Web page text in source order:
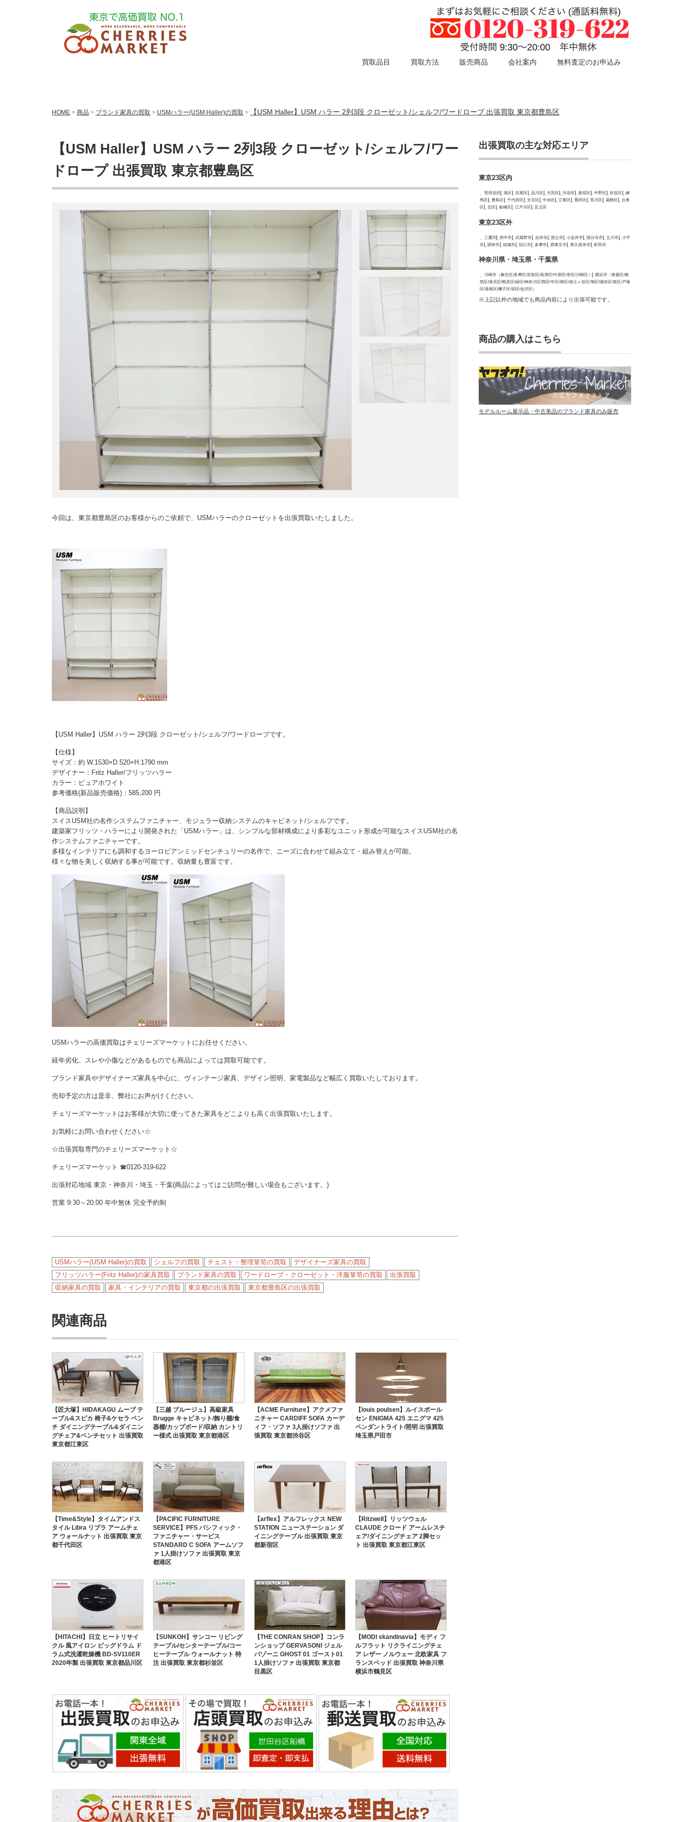
買取品目 買取方法 販売商品 会社案内 無料査定のお申込み
HOME > 商品 > ブランド家具の買取 > USMハラー(USM Haller)の買取 > 【USM Haller】USM ハラー 2列3段 クローゼット/シェルフ/ワードロープ 出張買取 東京都豊島区
【USM Haller】USM ハラー 2列3段 クローゼット/シェルフ/ワー
ドロープ 出張買取 東京都豊島区
今回は、東京都豊島区のお客様からのご依頼で、USMハラーのクローゼットを出張買取いたしました。
【USM Haller】USM ハラー 2列3段 クローゼット/シェルフ/ワードロープです。
【仕様】
サイズ：約 W.1530×D.520×H.1790 mm
デザイナー：Fritz Haller/フリッツハラー
カラー：ピュアホワイト
参考価格(新品販売価格)：585,200 円
【商品説明】
スイスUSM社の名作システムファニチャー、モジュラー収納システムのキャビネット/シェルフです。
建築家フリッツ・ハラーにより開発された「USMハラー」は、シンプルな部材構成により多彩なユニット形成が可能なスイスUSM社の名
作システムファニチャーです。
多様なインテリアにも調和するヨーロピアンミッドセンチュリーの名作で、ニーズに合わせて組み立て・組み替えが可能。
様々な物を美しく収納する事が可能です。収納量も豊富です。
USMハラーの高価買取はチェリーズマーケットにお任せください。
経年劣化、スレや小傷などがあるものでも商品によっては買取可能です。
ブランド家具やデザイナーズ家具を中心に、ヴィンテージ家具、デザイン照明、家電製品など幅広く買取いたしております。
売却予定の方は是非、弊社にお声がけください。
チェリーズマーケットはお客様が大切に使ってきた家具をどこよりも高く出張買取いたします。
お気軽にお問い合わせください☆
☆出張買取専門のチェリーズマーケット☆
チェリーズマーケット ☎︎0120-319-622
出張対応地域 東京・神奈川・埼玉・千葉(商品によってはご訪問が難しい場合もございます。)
営業 9:30～20:00 年中無休 完全予約制
USMハラー(USM Haller)の買取 シェルフの買取 チェスト・整理箪笥の買取
デザイナーズ家具の買取
フリッツハラー(Fritz Haller)の家具買取
ブランド家具の買取 ワードローブ・クローゼット・洋服箪笥の買取
出張買取
収納家具の買取
家具・インテリアの買取 東京都の出張買取 東京都豊島区の出張買取
関連商品
【匠大塚】HIDAKAGU ムーブ テ
ーブル&スピカ 椅子&ケセラ ベン
チ ダイニングテーブル&ダイニン
グチェア&ベンチセット 出張買取
東京都江東区
【三越 ブルージュ】高級家具
Brugge キャビネット/飾り棚/食
器棚/カップボード/収納 カントリ
ー様式 出張買取 東京都港区
【ACME Furniture】アクメファ
ニチャー CARDIFF SOFA カーデ
ィフ・ソファ 3人掛けソファ 出
張買取 東京都渋谷区
【louis poulsen】ルイスポール
セン ENIGMA 425 エニグマ 425
ペンダントライト/照明 出張買取
埼玉県戸田市
【Time&Style】タイムアンドス
タイル Libra リブラ アームチェ
ア ウォールナット 出張買取 東京
都千代田区
【PACIFIC FURNITURE
SERVICE】PFS パシフィック・
ファニチャー・サービス
STANDARD C SOFA アームソフ
ァ 1人掛けソファ 出張買取 東京
都港区
【arflex】アルフレックス NEW
STATION ニューステーション ダ
イニングテーブル 出張買取 東京
都新宿区
【Ritzwell】リッツウェル
CLAUDE クロード アームレスチ
ェア/ダイニングチェア 2脚セッ
ト 出張買取 東京都江東区
【HITACHI】日立 ヒートリサイ
クル 風アイロン ビッグドラム ド
ラム式洗濯乾燥機 BD-SV110ER
2020年製 出張買取 東京都品川区
【SUNKOH】サンコー リビング
テーブル/センターテーブル/コー
ヒーテーブル ウォールナット 特
注 出張買取 東京都杉並区
【THE CONRAN SHOP】コンラ
ンショップ GERVASONI ジェル
バゾーニ GHOST 01 ゴースト01
1人掛けソファ 出張買取 東京都
目黒区
【MODI skandinavia】モディ フ
ルフラット リクライニングチェ
ア レザー ノルウェー 北欧家具 フ
ランスベッド 出張買取 神奈川県
横浜市鶴見区
出張買取の主な対応エリア
東京23区内
世田谷区 港区 目黒区 品川区 大田区 渋谷区 新宿区 中野区 杉並区
練
馬区
豊島区 千代田区 文京区 中央区 江東区 墨田区 荒川区 葛飾区
台東
区
北区 板橋区 江戸川区 足立区
東京23区外
三鷹市 府中市 武蔵野市 吉祥寺 国立市 小金井市 国分寺市 立川市
小平
市
調布市 稲城市 狛江市 多摩市 西東京市 東久留米市 町田市
神奈川県・埼玉県・千葉県
川崎市（麻生区/多摩区/宮前区/高津区/中原区/幸区/川崎区）
横浜市（青葉区/都
筑区/港北区/鶴見区/緑区/神奈川区/西区/中区/南区/保土ヶ谷区/旭区/瀬谷区/泉区/戸塚
区/港南区/磯子区/栄区/金沢区）
※上記以外の地域でも商品内容により出張可能です。
商品の購入はこちら
モデルルーム展示品・中古美品のブランド家具のみ販売